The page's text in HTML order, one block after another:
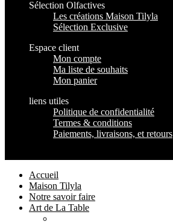
Sélection Olfactives
Les créations Maison Tilyla
Sélection Exclusive
Espace client
Mon compte
Ma liste de souhaits
Mon panier
liens utiles
Politique de confidentialité
Termes & conditions
Paiements, livraisons, et retours
Accueil
Maison Tilyla
Notre savoir faire
Art de La Table